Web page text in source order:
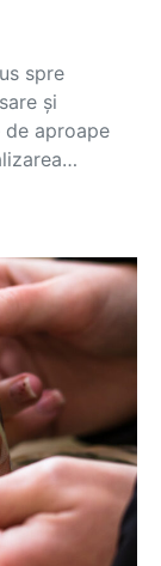
spre
şi
de aproape